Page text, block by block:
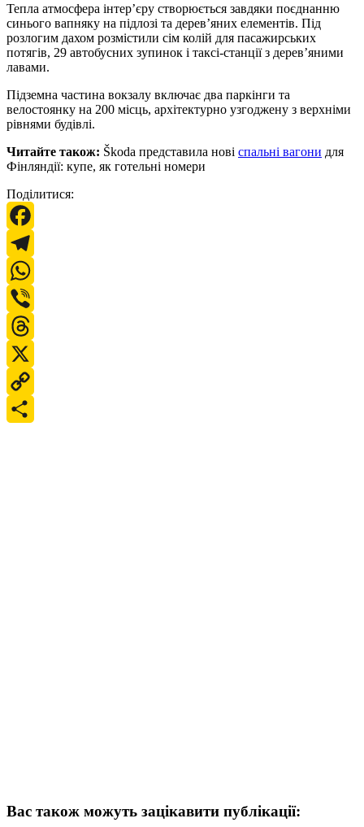
Тепла атмосфера інтер’єру створюється завдяки поєднанню
синього вапняку на підлозі та дерев’яних елементів. Під
розлогим дахом розмістили сім колій для пасажирських
потягів, 29 автобусних зупинок і таксі-станції з дерев’яними
лавами.
Підземна частина вокзалу включає два паркінги та
велостоянку на 200 місць, архітектурно узгоджену з верхніми
рівнями будівлі.
Читайте також: Škoda представила нові спальні вагони для
Фінляндії: купе, як готельні номери
Поділитися:
Facebook
Telegram
WhatsApp
Viber
Threads
X
Copy
Вас також можуть зацікавити публікації: